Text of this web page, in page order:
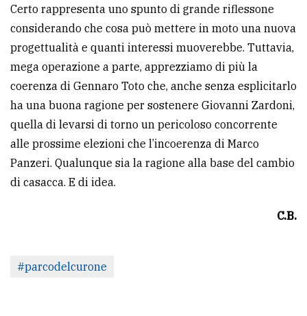
Certo rappresenta uno spunto di grande riflessone
considerando che cosa può mettere in moto una nuova
progettualità e quanti interessi muoverebbe. Tuttavia,
mega operazione a parte, apprezziamo di più la
coerenza di Gennaro Toto che, anche senza esplicitarlo
ha una buona ragione per sostenere Giovanni Zardoni,
quella di levarsi di torno un pericoloso concorrente
alle prossime elezioni che l’incoerenza di Marco
Panzeri. Qualunque sia la ragione alla base del cambio
di casacca. E di idea.
C.B.
#parcodelcurone